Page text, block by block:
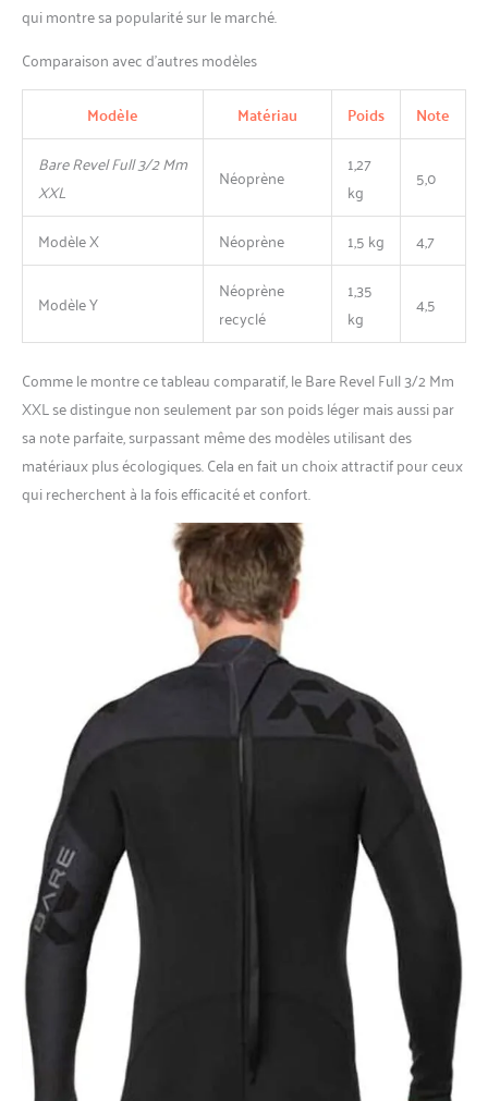
qui montre sa popularité sur le marché.
Comparaison avec d’autres modèles
Modèle Matériau Poids Note
Bare Revel Full 3/2 Mm
XXL
Néoprène
1,27
kg
5,0
Modèle X Néoprène 1,5 kg 4,7
Modèle Y
Néoprène
recyclé
1,35
kg
4,5
Comme le montre ce tableau comparatif, le Bare Revel Full 3/2 Mm
XXL se distingue non seulement par son poids léger mais aussi par
sa note parfaite, surpassant même des modèles utilisant des
matériaux plus écologiques. Cela en fait un choix attractif pour ceux
qui recherchent à la fois efficacité et confort.